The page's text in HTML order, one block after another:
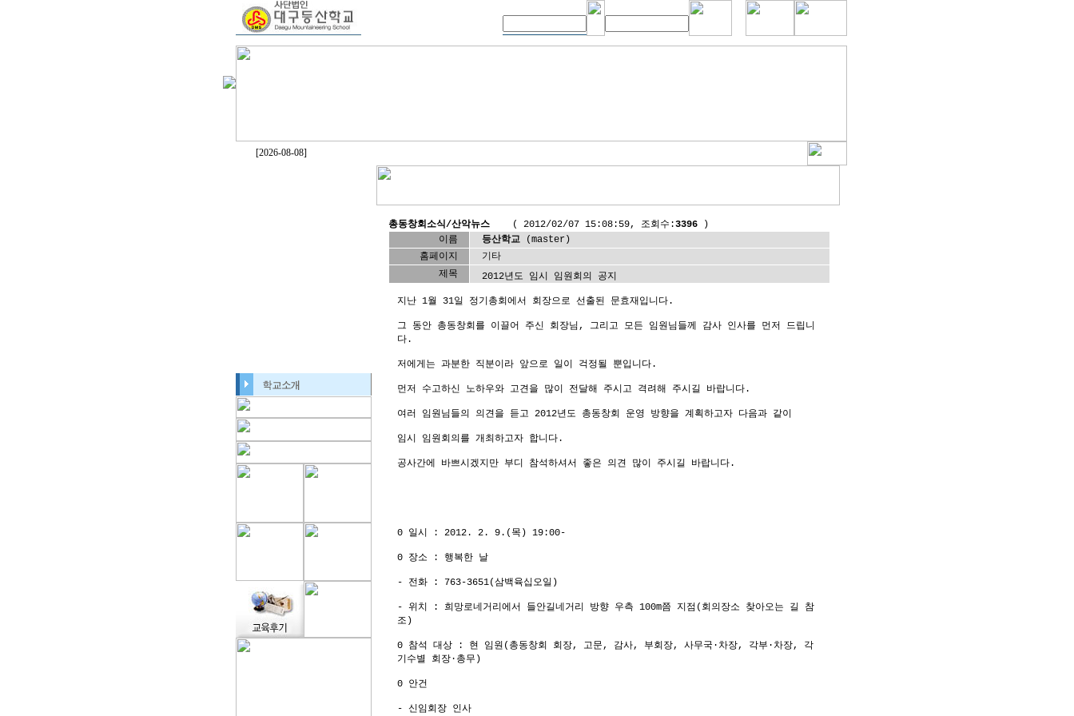
[2026-08-08]
총동창회소식/산악뉴스 ( 2012/02/07 15:08:59, 조회수:3396 )
이름
등산학교 (master)
홈페이지
기타
제목
2012년도 임시 임원회의 공지
지난 1월 31일 정기총회에서 회장으로 선출된 문효재입니다.
그 동안 총동창회를 이끌어 주신 회장님, 그리고 모든 임원님들께 감사 인사를 먼저 드립니
다.
저에게는 과분한 직분이라 앞으로 일이 걱정될 뿐입니다.
먼저 수고하신 노하우와 고견을 많이 전달해 주시고 격려해 주시길 바랍니다.
여러 임원님들의 의견을 듣고 2012년도 총동창회 운영 방향을 계획하고자 다음과 같이
임시 임원회의를 개최하고자 합니다.
공사간에 바쁘시겠지만 부디 참석하셔서 좋은 의견 많이 주시길 바랍니다.
0 일시 : 2012. 2. 9.(목) 19:00-
0 장소 : 행복한 날
- 전화 : 763-3651(삼백육십오일)
- 위치 : 희망로네거리에서 들안길네거리 방향 우측 100m쯤 지점(회의장소 찾아오는 길 참
조)
0 참석 대상 : 현 임원(총동창회 회장, 고문, 감사, 부회장, 사무국·차장, 각부·차장, 각
기수별 회장·총무)
0 안건
- 신임회장 인사